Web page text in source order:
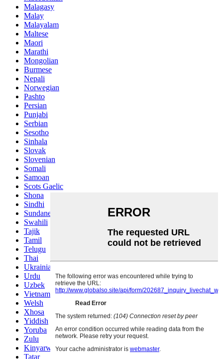
Malagasy
Malay
Malayalam
Maltese
Maori
Marathi
Mongolian
Burmese
Nepali
Norwegian
Pashto
Persian
Punjabi
Serbian
Sesotho
Sinhala
Slovak
Slovenian
Somali
Samoan
Scots Gaelic
Shona
Sindhi
Sundanese
Swahili
Tajik
Tamil
Telugu
Thai
Ukrainian
Urdu
Uzbek
Vietnamese
Welsh
Xhosa
Yiddish
Yoruba
Zulu
Kinyarwanda
Tatar